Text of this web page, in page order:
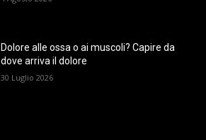
Dolore alle ossa o ai muscoli? Capire da
dove arriva il dolore
30 Luglio 2026